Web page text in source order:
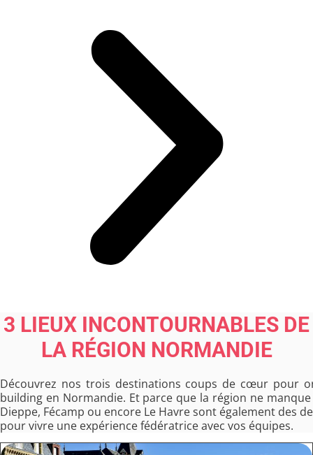
3 LIEUX INCONTOURNABLES DE
LA RÉGION NORMANDIE
Découvrez nos trois destinations coups de cœur pour
building en Normandie. Et parce que la région ne
Dieppe, Fécamp ou encore Le Havre sont également des
pour vivre une expérience fédératrice avec vos équipes.